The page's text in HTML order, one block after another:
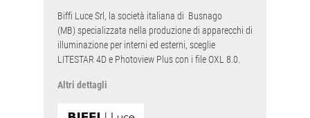
Biffi Luce Srl, la società italiana di Busnago
(MB) specializzata nella produzione di apparecchi di
illuminazione per interni ed esterni, sceglie
LITESTAR 4D e Photoview Plus con i file OXL 8.0.
Altri dettagli